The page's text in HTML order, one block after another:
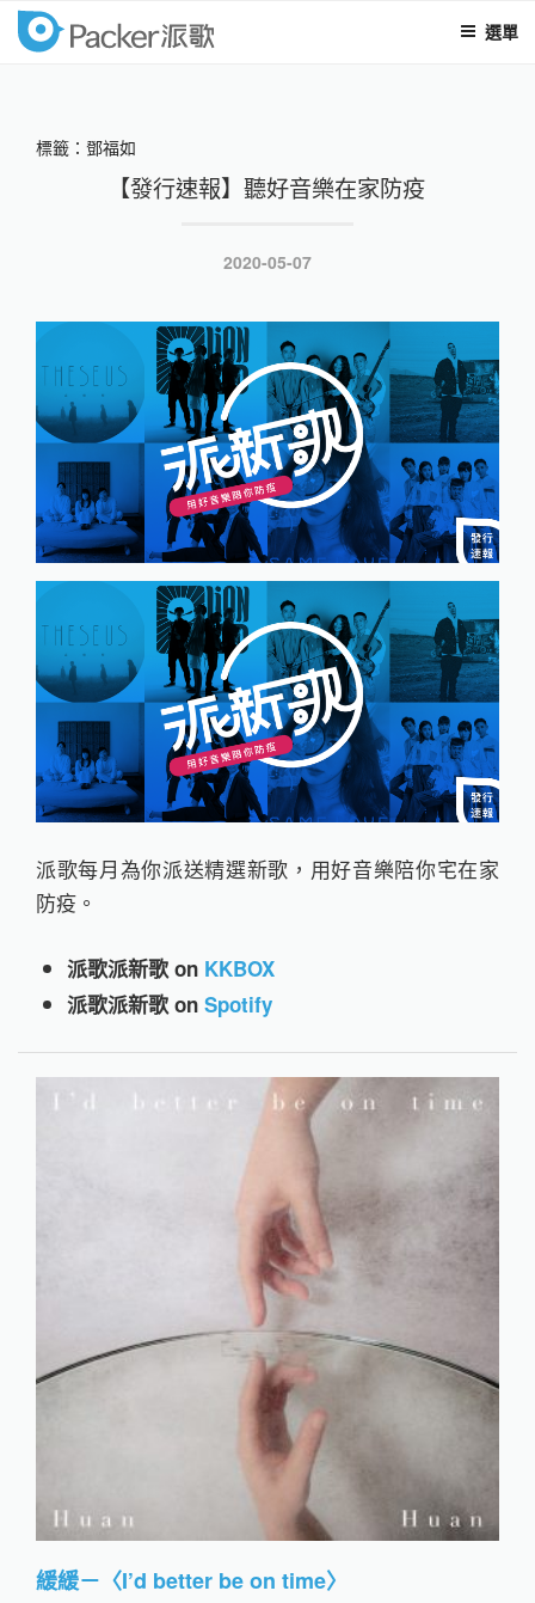
選單
packer
標籤：鄧福如
【發行速報】聽好音樂在家防疫
發
於
2020-05-07
派歌每月為你派送精選新歌，用好音樂陪你宅在家
防疫。
派歌派新歌 on KKBOX
派歌派新歌 on Spotify
緩緩－〈I’d better be on time〉